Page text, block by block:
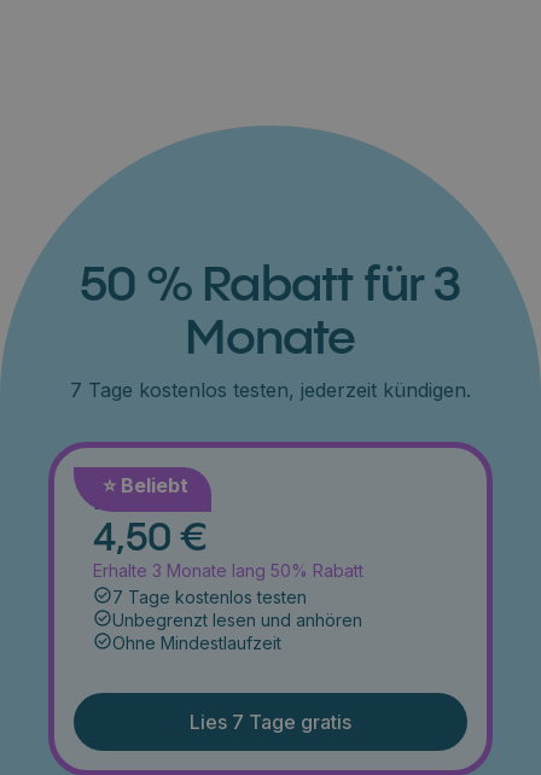
50 % Rabatt für 3
Monate
7 Tage kostenlos testen, jederzeit kündigen.
⭐️ Beliebt
Monat
4,50 €
Erhalte 3 Monate lang 50% Rabatt
7 Tage kostenlos testen
Unbegrenzt lesen und anhören
Ohne Mindestlaufzeit
Lies 7 Tage gratis